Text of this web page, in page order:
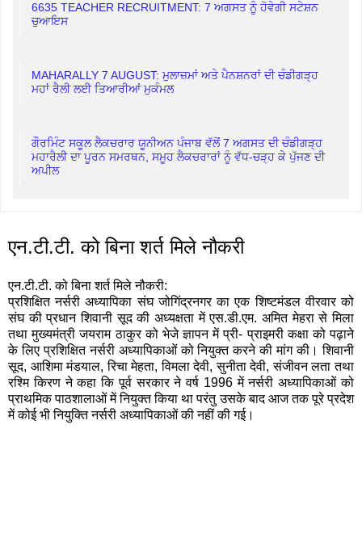
6635 TEACHER RECRUITMENT: 7 ਅਗਸਤ ਨੂੰ ਹੋਵੇਗੀ ਸਟੇਸ਼ਨ
ਚੁਆਇਸ
MAHARALLY 7 AUGUST: ਮੁਲਾਜ਼ਮਾਂ ਅਤੇ ਪੈਨਸ਼ਨਰਾਂ ਦੀ ਚੰਡੀਗੜ੍ਹ
ਮਹਾਂ ਰੈਲੀ ਲਈ ਤਿਆਰੀਆਂ ਮੁਕੰਮਲ
ਗੌਰਮਿੰਟ ਸਕੂਲ ਲੈਕਚਰਾਰ ਯੂਨੀਅਨ ਪੰਜਾਬ ਵੱਲੋਂ 7 ਅਗਸਤ ਦੀ ਚੰਡੀਗੜ੍ਹ
ਮਹਾਰੈਲੀ ਦਾ ਪੂਰਨ ਸਮਰਥਨ, ਸਮੂਹ ਲੈਕਚਰਾਰਾਂ ਨੂੰ ਵੱਧ-ਚੜ੍ਹ ਕੇ ਪੁੱਜਣ ਦੀ
ਅਪੀਲ
एन.टी.टी. को बिना शर्त मिले नौकरी
एन.टी.टी. को बिना शर्त मिले नौकरी:
प्रशिक्षित नर्सरी अध्यापिका संघ जोगिंद्रनगर का एक शिष्टमंडल वीरवार को
संघ की प्रधान शिवानी सूद की अध्यक्षता में एस.डी.एम. अमित मेहरा से मिला
तथा मुख्यमंत्री जयराम ठाकुर को भेजे ज्ञापन में प्री- प्राइमरी कक्षा को पढ़ाने
के लिए प्रशिक्षित नर्सरी अध्यापिकाओं को नियुक्त करने की मांग की। शिवानी
सूद, आशिमा मंडयाल, रिचा मेहता, विमला देवी, सुनीता देवी, संजीवन लता तथा
रश्मि किरण ने कहा कि पूर्व सरकार ने वर्ष 1996 में नर्सरी अध्यापिकाओं को
प्राथमिक पाठशालाओं में नियुक्त किया था परंतु उसके बाद आज तक पूरे प्रदेश
में कोई भी नियुक्ति नर्सरी अध्यापिकाओं की नहीं की गई।